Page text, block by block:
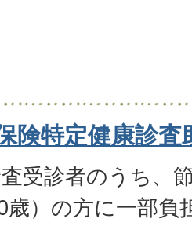
険特定健康診査
受診者のうち、
歳）の方に一部負